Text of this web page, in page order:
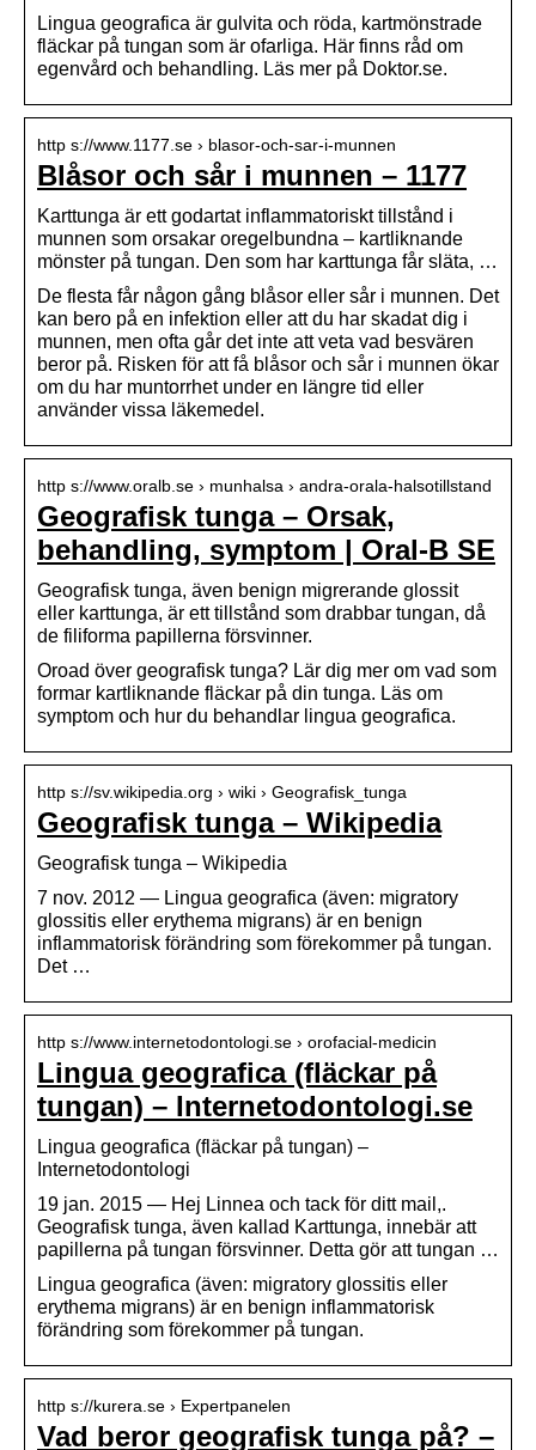
Lingua geografica är gulvita och röda, kartmönstrade
fläckar på tungan som är ofarliga. Här finns råd om
egenvård och behandling. Läs mer på Doktor.se.
http s://www.1177.se › blasor-och-sar-i-munnen
Blåsor och sår i munnen – 1177
Karttunga är ett godartat inflammatoriskt tillstånd i
munnen som orsakar oregelbundna – kartliknande
mönster på tungan. Den som har karttunga får släta, …
De flesta får någon gång blåsor eller sår i munnen. Det
kan bero på en infektion eller att du har skadat dig i
munnen, men ofta går det inte att veta vad besvären
beror på. Risken för att få blåsor och sår i munnen ökar
om du har muntorrhet under en längre tid eller
använder vissa läkemedel.
http s://www.oralb.se › munhalsa › andra-orala-halsotillstand
Geografisk tunga – Orsak,
behandling, symptom | Oral-B SE
Geografisk tunga, även benign migrerande glossit
eller karttunga, är ett tillstånd som drabbar tungan, då
de filiforma papillerna försvinner.
Oroad över geografisk tunga? Lär dig mer om vad som
formar kartliknande fläckar på din tunga. Läs om
symptom och hur du behandlar lingua geografica.
http s://sv.wikipedia.org › wiki › Geografisk_tunga
Geografisk tunga – Wikipedia
Geografisk tunga – Wikipedia
7 nov. 2012 — Lingua geografica (även: migratory
glossitis eller erythema migrans) är en benign
inflammatorisk förändring som förekommer på tungan.
Det …
http s://www.internetodontologi.se › orofacial-medicin
Lingua geografica (fläckar på
tungan) – Internetodontologi.se
Lingua geografica (fläckar på tungan) –
Internetodontologi
19 jan. 2015 — Hej Linnea och tack för ditt mail,.
Geografisk tunga, även kallad Karttunga, innebär att
papillerna på tungan försvinner. Detta gör att tungan …
Lingua geografica (även: migratory glossitis eller
erythema migrans) är en benign inflammatorisk
förändring som förekommer på tungan.
http s://kurera.se › Expertpanelen
Vad beror geografisk tunga på? –